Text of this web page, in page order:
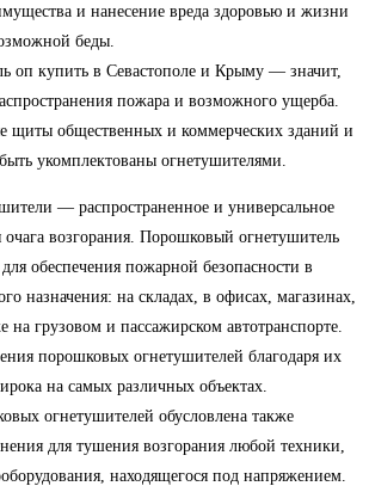
и нанесение вреда здоровью и жизни
беды.
оп купить в Севастополе и Крыму — значит,
пожара и возможного ущерба.
щиты общественных и коммерческих зданий и
укомплектованы огнетушителями.
— распространенное и универсальное
очага возгорания. Порошковый огнетушитель
обеспечения пожарной безопасности в
назначения: на складах, в офисах, магазинах,
на грузовом и пассажирском автотранспорте.
порошковых огнетушителей благодаря их
на самых различных объектах.
огнетушителей обусловлена также
для тушения возгорания любой техники,
находящегося под напряжением.